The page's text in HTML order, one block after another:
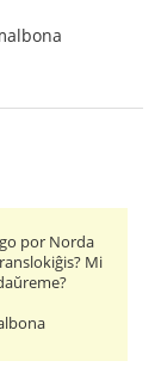
por Norda
Mi